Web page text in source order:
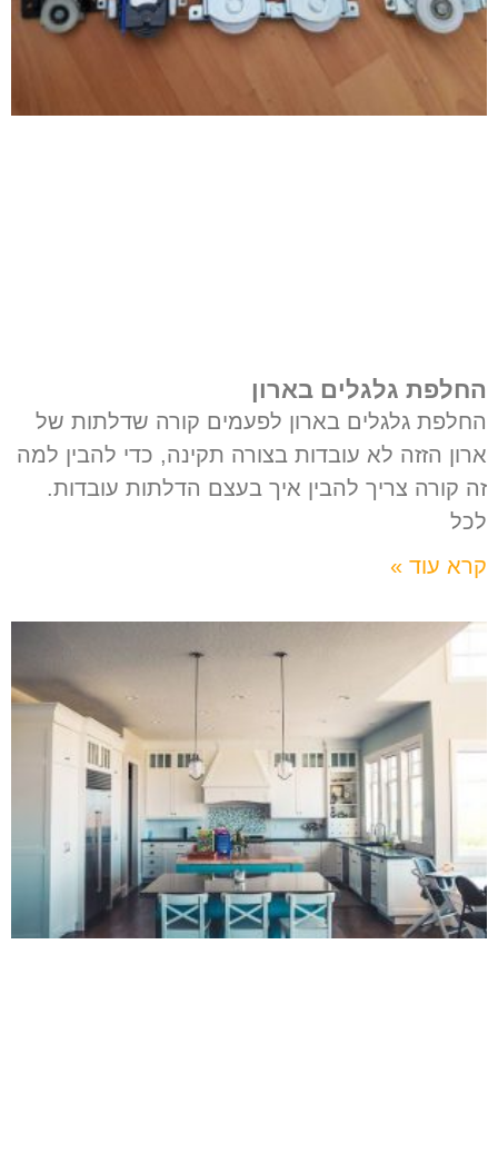
החלפת גלגלים בארון
החלפת גלגלים בארון לפעמים קורה שדלתות של
ארון הזזה לא עובדות בצורה תקינה, כדי להבין למה
זה קורה צריך להבין איך בעצם הדלתות עובדות.
לכל
קרא עוד »